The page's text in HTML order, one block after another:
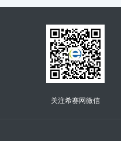
关注希赛网微信